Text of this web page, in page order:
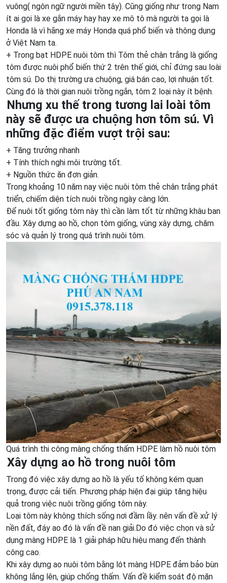
vuông( ngôn ngữ người miền tây). Cũng giống như trong Nam
ít ai gọi là xe gắn máy hay hay xe mô tô mà người ta gọi là
Honda là vì hãng xe máy Honda quá phổ biến và thông dụng
ở Việt Nam ta.
+ Trong bạt HDPE nuôi tôm thì Tôm thẻ chân trắng là giống
tôm được nuôi phổ biến thứ 2 trên thế giới, chỉ đứng sau loài
tôm sú. Do thị trường ưa chuộng, giá bán cao, lợi nhuận tốt.
Cùng đó là thời gian nuôi trồng ngắn, tôm 2 loại này ít bệnh.
Nhưng xu thế trong tương lai loài tôm
này sẽ được ưa chuộng hơn tôm sú. Vì
những đặc điểm vượt trội sau:
+ Tăng trưởng nhanh
+ Tính thích nghi môi trường tốt.
+ Nguồn thức ăn đơn giản.
Trong khoảng 10 năm nay việc nuôi tôm thẻ chân trắng phát
triển, chiếm diện tích nuôi trồng ngày càng lớn.
Để nuôi tốt giống tôm này thì cần làm tốt từ những khâu ban
đầu. Xây dựng ao hồ, chọn tôm giống, vùng xây dựng, chăm
sóc và quản lý trong quá trình nuôi tôm.
Quá trình thi công màng chống thấm HDPE làm hồ nuôi tôm
Xây dựng ao hồ trong nuôi tôm
Trong đó việc xây dựng ao hồ là yếu tố không kém quan
trọng, được cải tiến. Phương pháp hiện đại giúp tăng hiệu
quả trong việc nuôi trồng giống tôm này.
Loại tôm này không thích sống nơi đầm lầy. nên vấn đề xử lý
nền đất, đáy ao đó là vấn đề nan giải.Do đó việc chọn và sử
dụng màng HDPE là 1 giải pháp hữu hiệu mang đến thành
công cao.
Khi xây dựng ao nuôi tôm bằng lót màng HDPE đảm bảo bùn
không lắng lên, giúp chống thấm. Vấn đề kiểm soát độ mặn